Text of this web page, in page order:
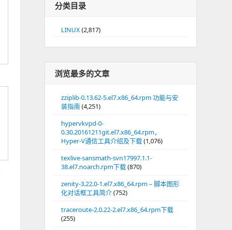
分类目录
LINUX(2,817)
浏览最多的文章
zziplib-0.13.62-5.el7.x86_64.rpm 功能与安
装指南(4,251)
hypervkvpd-0-
0.30.20161211git.el7.x86_64.rpm，
Hyper-V通信工具介绍及下载(1,076)
texlive-sansmath-svn17997.1.1-
38.el7.noarch.rpm下载(870)
zenity-3.22.0-1.el7.x86_64.rpm – 脚本图形
化对话框工具简介(752)
traceroute-2.0.22-2.el7.x86_64.rpm下载
(255)